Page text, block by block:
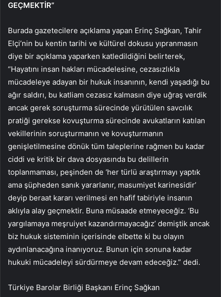
GEÇMEKTİR”
Burada gazetecilere açıklama yapan Erinç Sağkan, Tahir
Elçi’nin bu kentin tarihi ve kültürel dokusu yıpranmasın
diye bir açıklama yaparken katledildiğini belirterek,
“Hayatını insan hakları mücadelesine, cezasızlıkla
mücadeleye adayan bir hukuk insanının, kendi yaşadığı bu
ağır saldırı, bu katliam cezasız kalmasın diye uğraş verdik
ancak gerek soruşturma sürecinde yürütülen savcılık
pratiği gerekse kovuşturma sürecinde avukatların katılan
vekillerinin soruşturmanın ve kovuşturmanın
genişletilmesine dönük tüm taleplerine rağmen bu kadar
ciddi ve kritik bir dava dosyasında bu delillerin
toplanmaması, peşinden de ‘her türlü araştırmayı yaptık
ama şüpheden sanık yararlanır, masumiyet karinesidir’
deyip beraat kararı verilmesi en hafif tabiriyle insanın
aklıyla alay geçmektir. Buna müsaade etmeyeceğiz. ‘Bu
yargılamaya meşruiyet kazandırmayacağız’ demiştik ancak
biz hukuk sisteminin içerisinde elbette ki bu olayın
aydınlanacağına inanıyoruz. Bunun için sonuna kadar
hukuki mücadeleyi sürdürmeye devam edeceğiz.” dedi.
Türkiye Barolar Birliği Başkanı Erinç Sağkan